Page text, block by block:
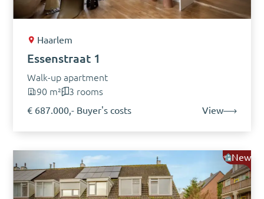
Haarlem
Essenstraat 1
Walk-up apartment
90 m²
3 rooms
€ 687.000,- Buyer's costs
View
New